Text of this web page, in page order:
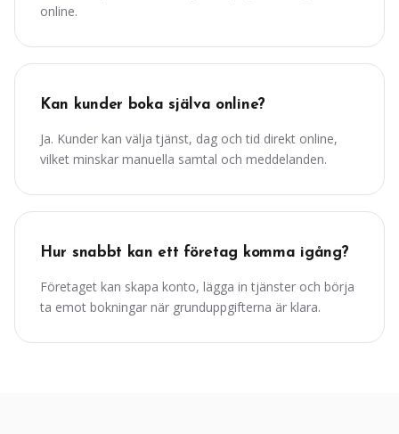
online.
Kan kunder boka själva online?
Ja. Kunder kan välja tjänst, dag och tid direkt online,
vilket minskar manuella samtal och meddelanden.
Hur snabbt kan ett företag komma igång?
Företaget kan skapa konto, lägga in tjänster och börja
ta emot bokningar när grunduppgifterna är klara.